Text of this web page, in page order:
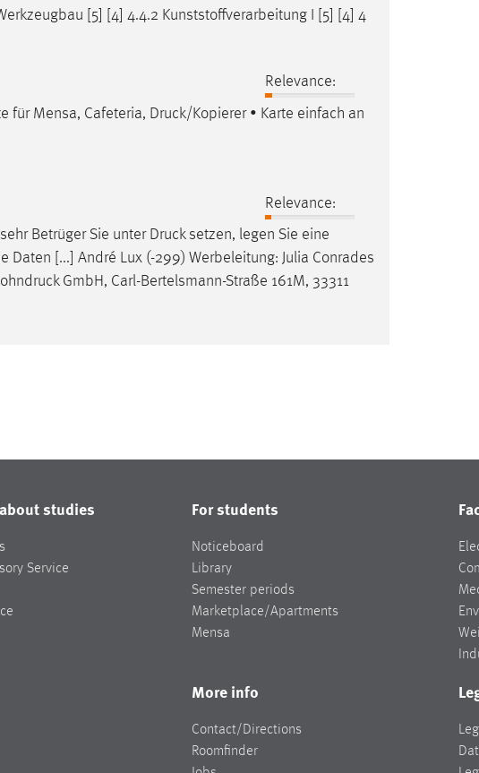
[5] [4] 4.4.2 Kunststoffverarbeitung I [5] [4] 4
Relevance:
für Mensa, Cafeteria, Druck/Kopierer • Karte einfach an
Relevance:
Betrüger Sie unter Drucksetzen, legen Sie eine
[...] André Lux (-299) Werbeleitung: Julia Conrades
GmbH, Carl-Bertelsmann-Straße 161M, 33311
studies
Service
For students
Noticeboard
Library
Semester periods
Marketplace/Apartments
Mensa
More info
Contact/Directions
Roomfinder